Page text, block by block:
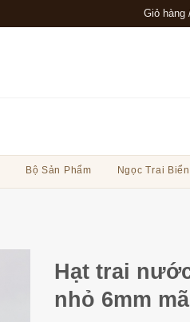
Giỏ hàng
Bộ Sản Phẩm Ngọc Trai Biển
Hạt trai
nhỏ 6mm